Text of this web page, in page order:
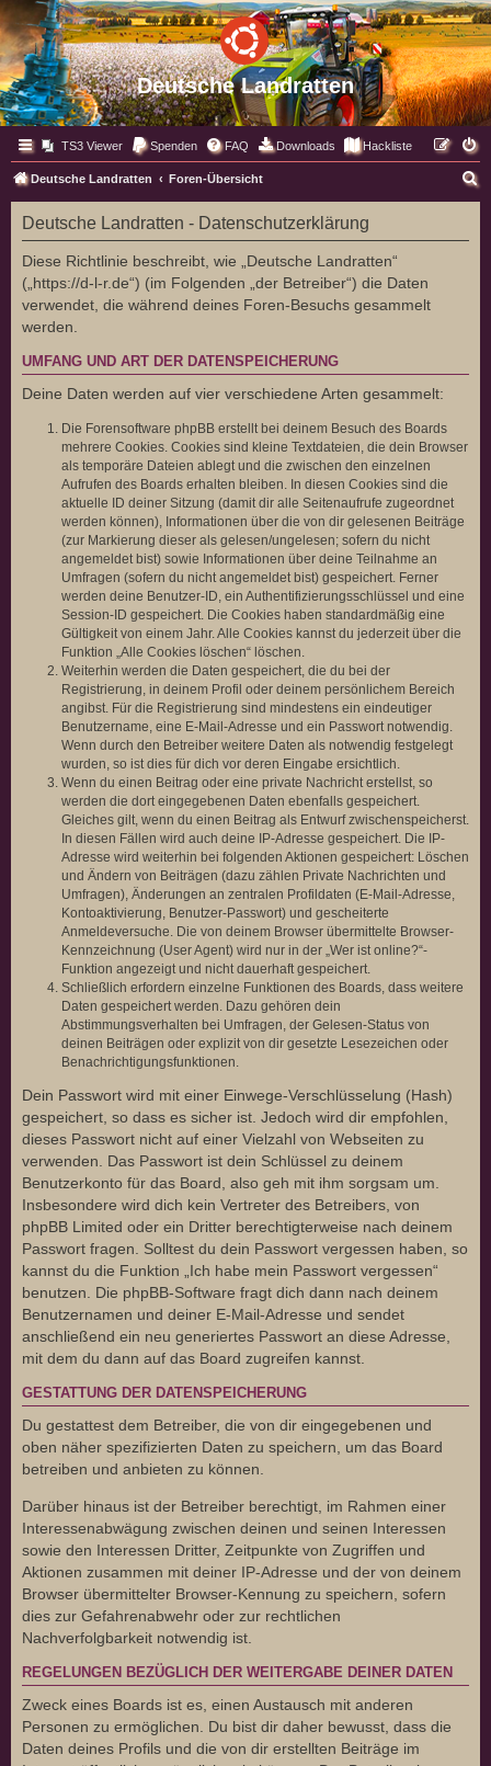
Deutsche Landratten
TS3 Viewer Spenden FAQ Downloads Hackliste
Deutsche Landratten Foren-Übersicht
u
Deutsche Landratten - Datenschutzerklärung
Diese Richtlinie beschreibt, wie „Deutsche Landratten“
(„https://d-l-r.de“) (im Folgenden „der Betreiber“) die Daten
verwendet, die während deines Foren-Besuchs gesammelt
werden.
UMFANG UND ART DER DATENSPEICHERUNG
Deine Daten werden auf vier verschiedene Arten gesammelt:
Die Forensoftware phpBB erstellt bei deinem Besuch des Boards
mehrere Cookies. Cookies sind kleine Textdateien, die dein Browser
als temporäre Dateien ablegt und die zwischen den einzelnen
Aufrufen des Boards erhalten bleiben. In diesen Cookies sind die
aktuelle ID deiner Sitzung (damit dir alle Seitenaufrufe zugeordnet
werden können), Informationen über die von dir gelesenen Beiträge
(zur Markierung dieser als gelesen/ungelesen; sofern du nicht
angemeldet bist) sowie Informationen über deine Teilnahme an
Umfragen (sofern du nicht angemeldet bist) gespeichert. Ferner
werden deine Benutzer-ID, ein Authentifizierungsschlüssel und eine
Session-ID gespeichert. Die Cookies haben standardmäßig eine
Gültigkeit von einem Jahr. Alle Cookies kannst du jederzeit über die
Funktion „Alle Cookies löschen“ löschen.
Weiterhin werden die Daten gespeichert, die du bei der
Registrierung, in deinem Profil oder deinem persönlichem Bereich
angibst. Für die Registrierung sind mindestens ein eindeutiger
Benutzername, eine E-Mail-Adresse und ein Passwort notwendig.
Wenn durch den Betreiber weitere Daten als notwendig festgelegt
wurden, so ist dies für dich vor deren Eingabe ersichtlich.
Wenn du einen Beitrag oder eine private Nachricht erstellst, so
werden die dort eingegebenen Daten ebenfalls gespeichert.
Gleiches gilt, wenn du einen Beitrag als Entwurf zwischenspeicherst.
In diesen Fällen wird auch deine IP-Adresse gespeichert. Die IP-
Adresse wird weiterhin bei folgenden Aktionen gespeichert: Löschen
und Ändern von Beiträgen (dazu zählen Private Nachrichten und
Umfragen), Änderungen an zentralen Profildaten (E-Mail-Adresse,
Kontoaktivierung, Benutzer-Passwort) und gescheiterte
Anmeldeversuche. Die von deinem Browser übermittelte Browser-
Kennzeichnung (User Agent) wird nur in der „Wer ist online?“-
Funktion angezeigt und nicht dauerhaft gespeichert.
Schließlich erfordern einzelne Funktionen des Boards, dass weitere
Daten gespeichert werden. Dazu gehören dein
Abstimmungsverhalten bei Umfragen, der Gelesen-Status von
deinen Beiträgen oder explizit von dir gesetzte Lesezeichen oder
Benachrichtigungsfunktionen.
Dein Passwort wird mit einer Einwege-Verschlüsselung (Hash)
gespeichert, so dass es sicher ist. Jedoch wird dir empfohlen,
dieses Passwort nicht auf einer Vielzahl von Webseiten zu
verwenden. Das Passwort ist dein Schlüssel zu deinem
Benutzerkonto für das Board, also geh mit ihm sorgsam um.
Insbesondere wird dich kein Vertreter des Betreibers, von
phpBB Limited oder ein Dritter berechtigterweise nach deinem
Passwort fragen. Solltest du dein Passwort vergessen haben, so
kannst du die Funktion „Ich habe mein Passwort vergessen“
benutzen. Die phpBB-Software fragt dich dann nach deinem
Benutzernamen und deiner E-Mail-Adresse und sendet
anschließend ein neu generiertes Passwort an diese Adresse,
mit dem du dann auf das Board zugreifen kannst.
GESTATTUNG DER DATENSPEICHERUNG
Du gestattest dem Betreiber, die von dir eingegebenen und
oben näher spezifizierten Daten zu speichern, um das Board
betreiben und anbieten zu können.
Darüber hinaus ist der Betreiber berechtigt, im Rahmen einer
Interessenabwägung zwischen deinen und seinen Interessen
sowie den Interessen Dritter, Zeitpunkte von Zugriffen und
Aktionen zusammen mit deiner IP-Adresse und der von deinem
Browser übermittelter Browser-Kennung zu speichern, sofern
dies zur Gefahrenabwehr oder zur rechtlichen
Nachverfolgbarkeit notwendig ist.
REGELUNGEN BEZÜGLICH DER WEITERGABE DEINER DATEN
Zweck eines Boards ist es, einen Austausch mit anderen
Personen zu ermöglichen. Du bist dir daher bewusst, dass die
Daten deines Profils und die von dir erstellten Beiträge im